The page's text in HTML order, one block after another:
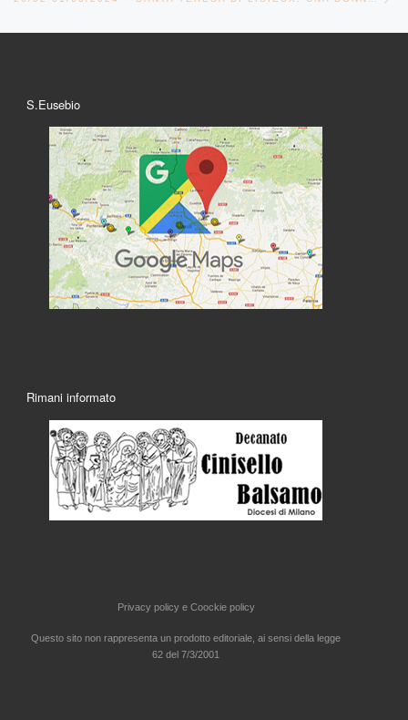
S.Eusebio
Rimani informato
Privacy policy e Coockie policy
Questo sito non rappresenta un prodotto editoriale, ai sensi della legge
62 del 7/3/2001